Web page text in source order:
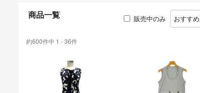
商品一覧 販売中のみ おすす
約600件中 1 - 36件